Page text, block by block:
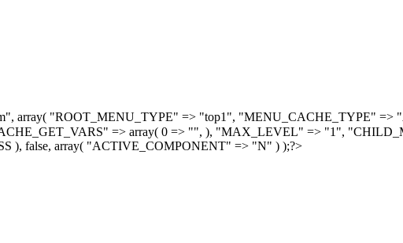
array( "ROOT_MENU_TYPE" => "top1", "MENU_CACHE_TYPE"
=> array( 0 => "", ), "MAX_LEVEL" => "1",
), false, array( "ACTIVE_COMPONENT" => "N" ) );?>